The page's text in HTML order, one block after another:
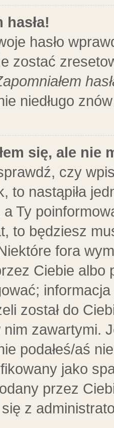
hasła!
hasło
zostać
niedługo
się, ale nie
czy
to nastąpiła
a Ty
to będziesz
fora
Ciebie albo
został do
zawartymi.
podałeś/aś
jako
przez
z